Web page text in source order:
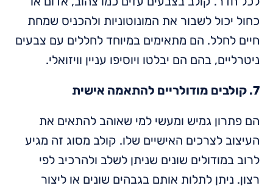
כחול יכול לשבור את המונוטוניות ולהכניס שמחת
חיים לחלל. הם מתאימים במיוחד לחללים עם צבעים
ניטרליים, בהם הם יבלטו ויוסיפו עניין וויזואלי.
7. קולבים מודולריים להתאמה אישית
הם פתרון גמיש ומעשי למי שאוהב להתאים את
העיצוב לצרכים האישיים שלו. קולב מסוג זה מגיע
לרוב במודולים שונים שניתן לשלב ולהרכיב לפי
רצון. ניתן לתלות אותם בגבהים שונים או ליצור